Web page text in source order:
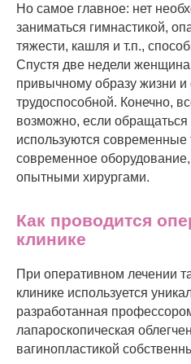
Но самое главное: нет
заниматься гимнастикой,
тяжести, кашля и т.п.,
Спустя две недели
привычному образу жизни и
трудоспособной. Конечно,
возможно, если обращаться
используются современные
современное
опытными хирургами.
Как проводится
клинике
При оперативном лечении
клинике используется
разработанная
лапароскопическая
вагинопластикой